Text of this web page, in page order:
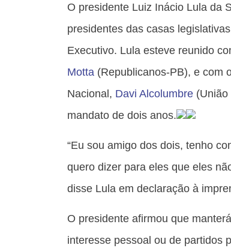
O presidente Luiz Inácio Lula da
presidentes das casas
Executivo. Lula esteve reunido
Motta (Republicanos-PB), e com
Nacional, Davi Alcolumbre (União
mandato de dois anos.
“Eu sou amigo dos dois, tenho
quero dizer para eles que eles
disse Lula em declaração à
O presidente afirmou que
interesse pessoal ou de partidos